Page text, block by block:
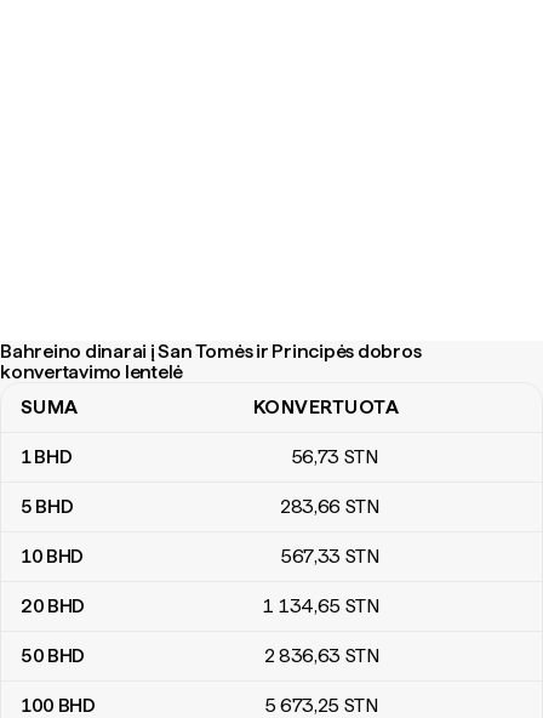
Bahreino dinarai į San Tomės ir Principės dobros
konvertavimo lentelė
Bahreino dinarai į San Tomės ir Principės dobros konvertavimo
SUMA KONVERTUOTA
1BHD 56,73 STN
5 BHD 283,66 STN
10 BHD 567,33 STN
20 BHD 1 134,65 STN
50 BHD 2 836,63 STN
100 BHD 5 673,25 STN